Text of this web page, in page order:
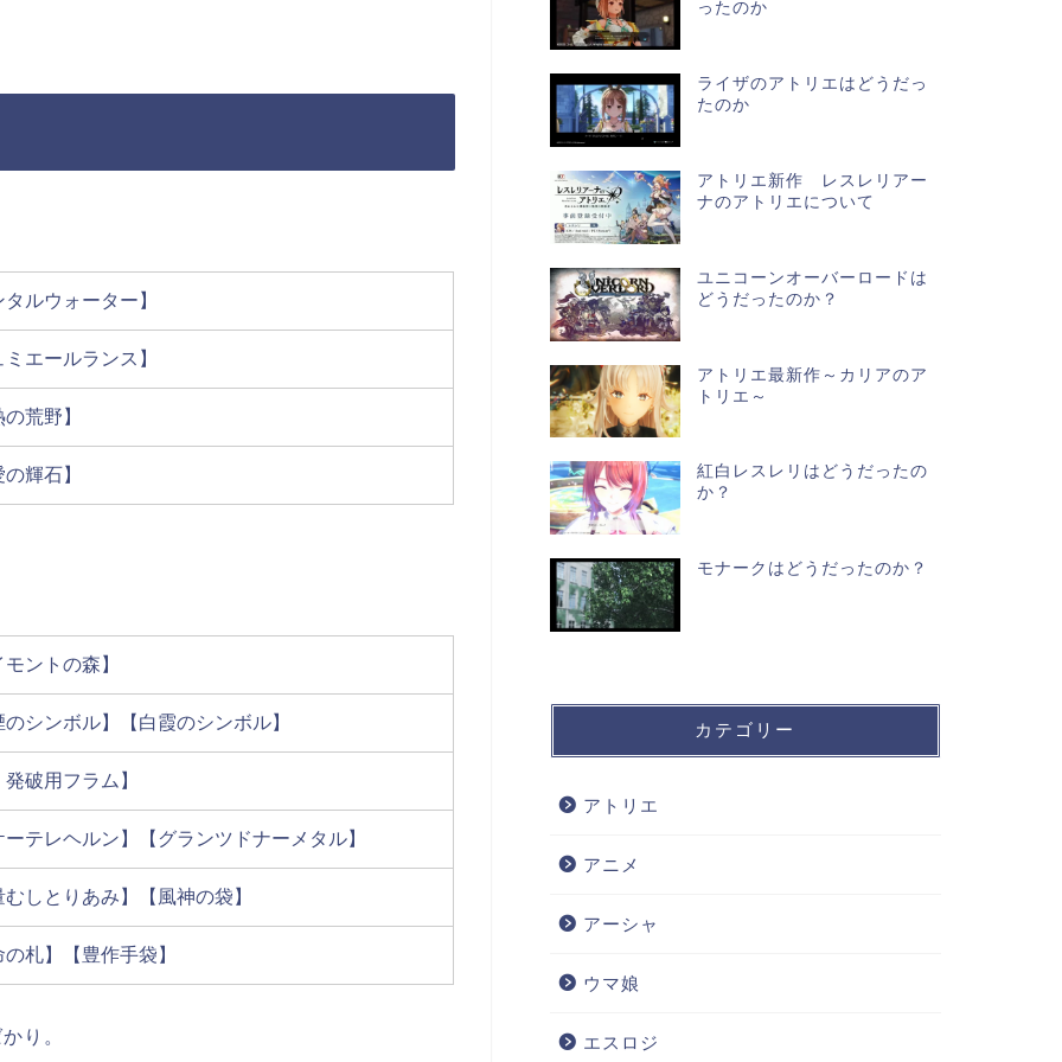
ルウォーター】
エールランス】
荒野】
輝石】
ントの森】
シンボル】【白霞のシンボル】
破用フラム】
テレヘルン】【グランツドナーメタル】
しとりあみ】【風神の袋】
札】【豊作手袋】
り。
ったのか
ライザのアトリエはどうだっ
たのか
アトリエ新作 レスレリアー
ナのアトリエについて
ユニコーンオーバーロードは
どうだったのか？
アトリエ最新作～カリアのア
トリエ～
紅白レスレリはどうだったの
か？
モナークはどうだったのか？
カテゴリー
アトリエ
アニメ
アーシャ
ウマ娘
エスロジ